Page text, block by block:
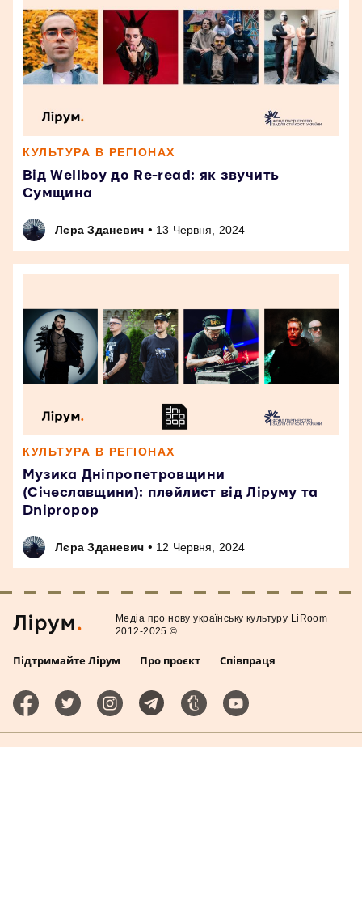
КУЛЬТУРА В РЕГІОНАХ
Від Wellboy до Re-read: як звучить
Сумщина
Лєра Зданевич • 13 Червня, 2024
КУЛЬТУРА В РЕГІОНАХ
Музика Дніпропетровщини
(Січеславщини): плейлист від Ліруму та
Dnipropop
Лєра Зданевич • 12 Червня, 2024
Підтримайте Лірум Про проєкт Співпраця
Медiа про нову українську культуру LiRoom
2012-2025 ©